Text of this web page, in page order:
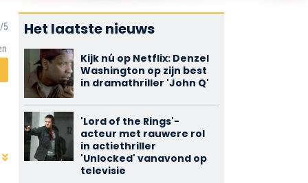
Het laatste nieuws
Kijk nú op Netflix: Denzel
Washington op zijn best
in dramathriller 'John Q'
'Lord of the Rings'-
acteur met rauwere rol
in actiethriller
'Unlocked' vanavond op
televisie